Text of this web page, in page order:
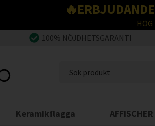
HÖG
100% NÖJDHETSGARANTI
Keramikflagga AFFISCHER